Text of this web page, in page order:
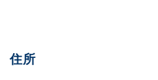
住所